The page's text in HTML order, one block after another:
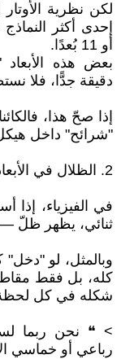
أو 11 بُعدًا.
بعض هذه
دقيقة جدًّا، فلا
إذا صحّ هذا،
"شرائح" داخل
2. الظلال في الأبعاد الأعلى
في الفيزياء،
ثنائي، يظهر
وبالمثل، لو "دخل"
كله، بل فقط
شكله في كل
> ❝ نحن ربما
رباعي أو خماسي